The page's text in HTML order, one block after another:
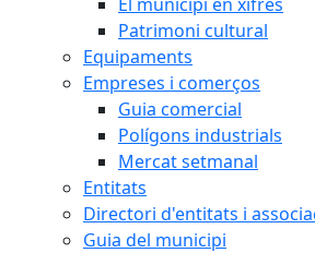
Patrimoni cultural
Equipaments
Empreses i comerços
Guia comercial
Polígons industrials
Mercat setmanal
Entitats
Directori d'entitats i
Guia del municipi